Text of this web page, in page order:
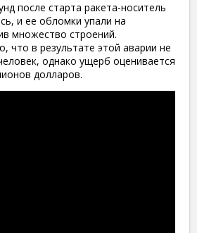
после старта ракета-носитель
и ее обломки упали на
множество строений.
что в результате этой аварии не
однако ущерб оценивается
долларов.